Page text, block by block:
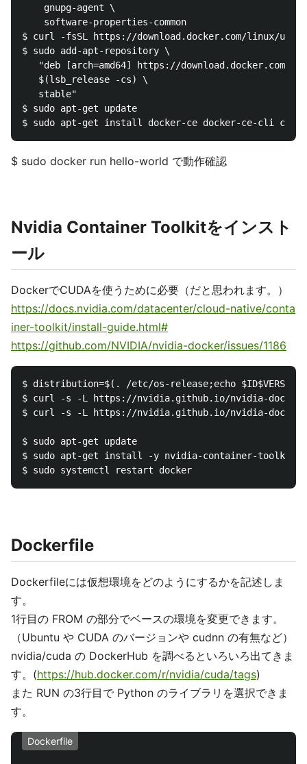
    gnupg-agent \
    software-properties-common
$ curl -fsSL https://download.docker.com/linux/
$ sudo add-apt-repository \
"deb [arch=amd64] https://download.docker.com/
   $(lsb_release -cs) \
   stable"
$ sudo apt-get update
$ sudo docker run hello-world で動作確認
Nvidia Container Toolkitをインスト
ール
DockerでCUDAを使うために必要（だと思われます。）
https://docs.nvidia.com/datacenter/cloud-native/conta
iner-toolkit/install-guide.html#
https://github.com/NVIDIA/nvidia-docker/issues/1186
$ distribution=$(. /etc/os-release;echo
$ curl -s -L https://nvidia.github.io/nvidia-docker/
$ curl -s -L https://nvidia.github.io/nvidia-
$ sudo apt-get update
$ sudo apt-get install -y nvidia-container-toolkit
Dockerfile
Dockerfileには仮想環境をどのようにするかを記述しま
す。
1行目の FROM の部分でベースの環境を変更できます。
（Ubuntu や CUDA のバージョンや cudnn の有無など）
nvidia/cuda の DockerHub を調べるといろいろ出てきま
す。(https://hub.docker.com/r/nvidia/cuda/tags)
また RUN の3行目で Python のライブラリを選択できま
す。
Dockerfile